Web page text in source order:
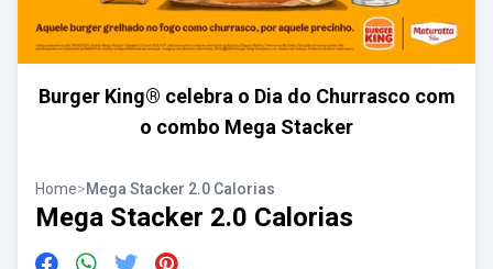
Burger King® celebra o Dia do Churrasco com
o combo Mega Stacker
Home>Mega Stacker 2.0 Calorias
Mega Stacker 2.0 Calorias